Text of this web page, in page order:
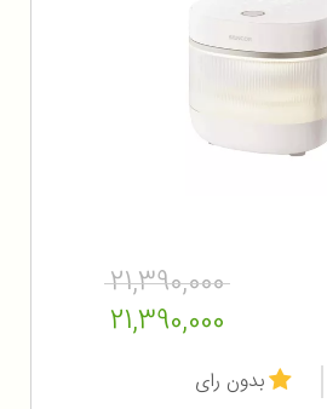
21,390,000
21,390,000
بدون رای